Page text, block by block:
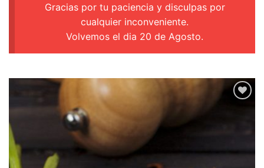
Gracias por tu paciencia y disculpas por
cualquier inconveniente.
Volvemos el dia 20 de Agosto.